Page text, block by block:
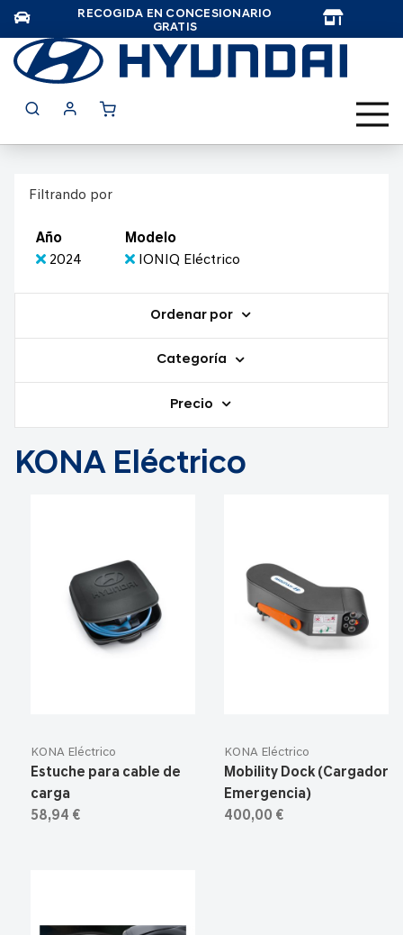
RECOGIDA EN CONCESIONARIO
GRATIS
Filtrando por
Año
2024
Modelo
IONIQ Eléctrico
Ordenar por
Categoría
Precio
KONA Eléctrico
KONA Eléctrico
Estuche para cable de
carga
58,94 €
KONA Eléctrico
Mobility Dock (Cargador
Emergencia)
400,00 €